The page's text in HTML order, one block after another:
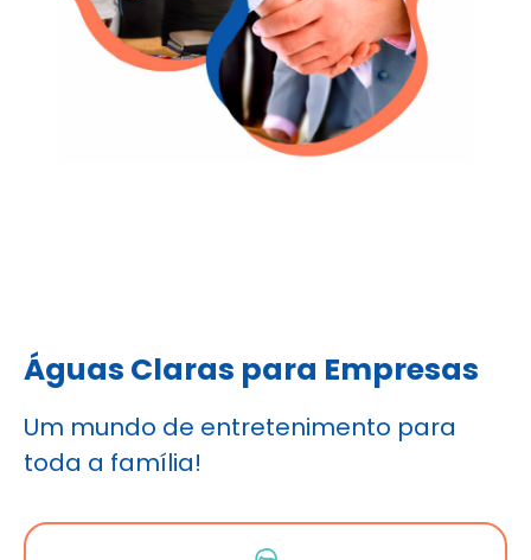
Águas Claras para Empresas
Um mundo de entretenimento para
toda a família!